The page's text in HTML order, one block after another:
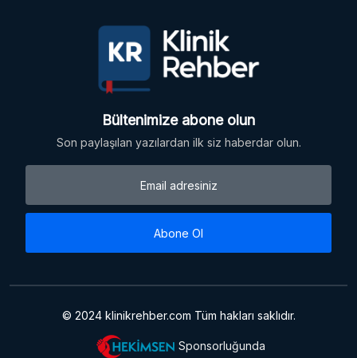
Bültenimize abone olun
Son paylaşılan yazılardan ilk siz haberdar olun.
Abone Ol
© 2024 klinikrehber.com Tüm hakları saklıdır.
Sponsorluğunda